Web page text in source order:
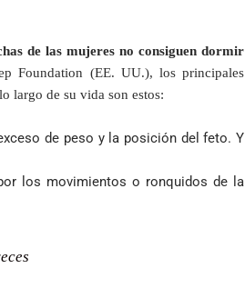
de las mujeres no consiguen dormir
Foundation (EE. UU.), los principales
largo de su vida son estos:
de peso y la posición del feto. Y
los movimientos o ronquidos de la